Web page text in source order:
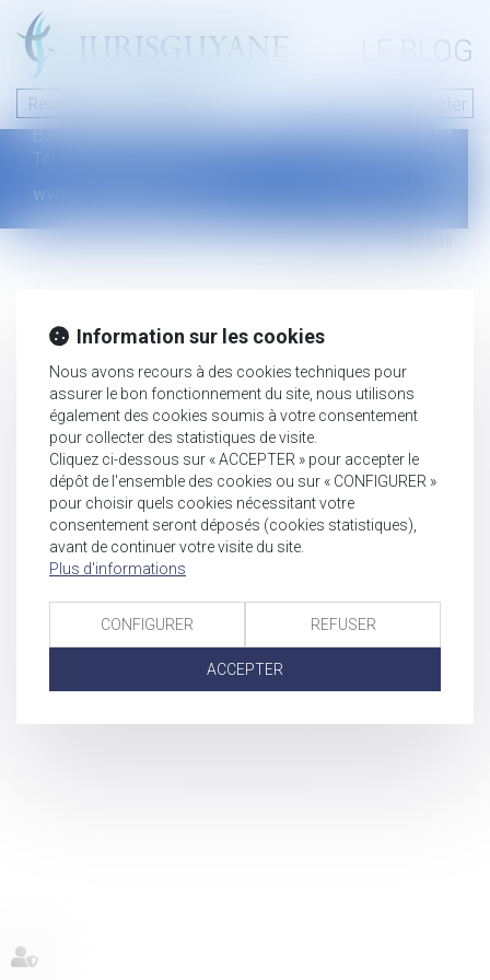
LE BLOG
Nous contacter
46 avenue de la liberté
B.P.315 - 97327 Cayenne Cedex
Tel : +594 594 29 45 35
www.jurisguyane.com
Mentions légales
Information sur les cookies
Nous avons recours à des cookies techniques pour
assurer le bon fonctionnement du site, nous utilisons
également des cookies soumis à votre consentement
pour collecter des statistiques de visite.
Cliquez ci-dessous sur « ACCEPTER » pour accepter le
dépôt de l'ensemble des cookies ou sur « CONFIGURER »
pour choisir quels cookies nécessitant votre
consentement seront déposés (cookies statistiques),
avant de continuer votre visite du site.
Plus d'informations
CONFIGURER REFUSER
ACCEPTER